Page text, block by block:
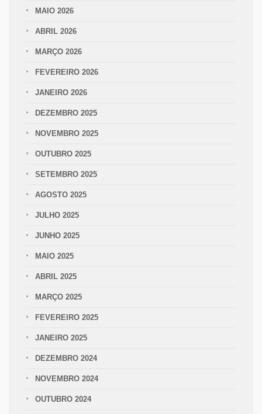
MAIO 2026
ABRIL 2026
MARÇO 2026
FEVEREIRO 2026
JANEIRO 2026
DEZEMBRO 2025
NOVEMBRO 2025
OUTUBRO 2025
SETEMBRO 2025
AGOSTO 2025
JULHO 2025
JUNHO 2025
MAIO 2025
ABRIL 2025
MARÇO 2025
FEVEREIRO 2025
JANEIRO 2025
DEZEMBRO 2024
NOVEMBRO 2024
OUTUBRO 2024